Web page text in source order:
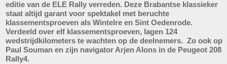
editie van de ELE Rally verreden. Deze Brabantse klassieker
staat altijd garant voor spektakel met beruchte
klassementsproeven als Wintelre en Sint Oedenrode.
Verdeeld over elf klassementsproeven, lagen 124
wedstrijdkilometers te wachten op de deelnemers. Zo ook op
Paul Souman en zijn navigator Arjen Alons in de Peugeot 208
Rally4.